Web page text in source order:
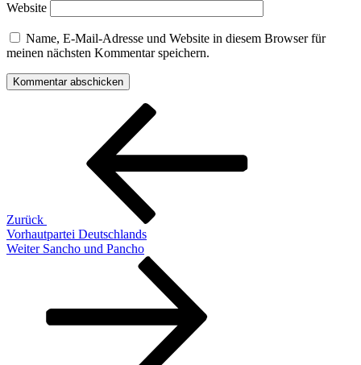
Website
Name, E-Mail-Adresse und Website in diesem Browser für
meinen nächsten Kommentar speichern.
Beitragsnavigation
Zurück
Vorhautpartei Deutschlands
Nächster
Weiter Sancho und Pancho